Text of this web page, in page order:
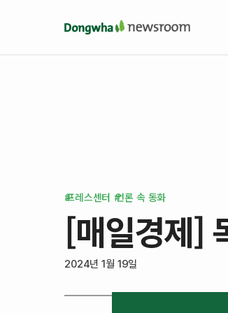
프레스센터 언론 속 동화
[매일경제]
2024년 1월 19일